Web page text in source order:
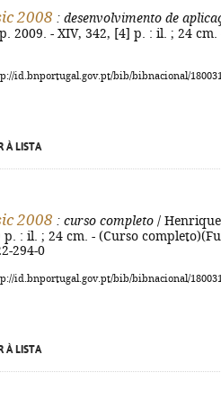
2008 : desenvolvimento de
2009. - XIV, 342, [4] p. : il. ; 24
id.bnportugal.gov.pt/bib/bibnacional/
À LISTA
2008 : curso completo /
p. : il. ; 24 cm. - (Curso
294-0
id.bnportugal.gov.pt/bib/bibnacional/
À LISTA